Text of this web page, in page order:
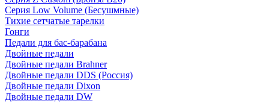
Серия Low Volume (Бесушмные)
Тихие сетчатые тарелки
Гонги
Педали для бас-барабана
Двойные педали
Двойные педали Brahner
Двойные педали DDS (Россия)
Двойные педали Dixon
Двойные педали DW